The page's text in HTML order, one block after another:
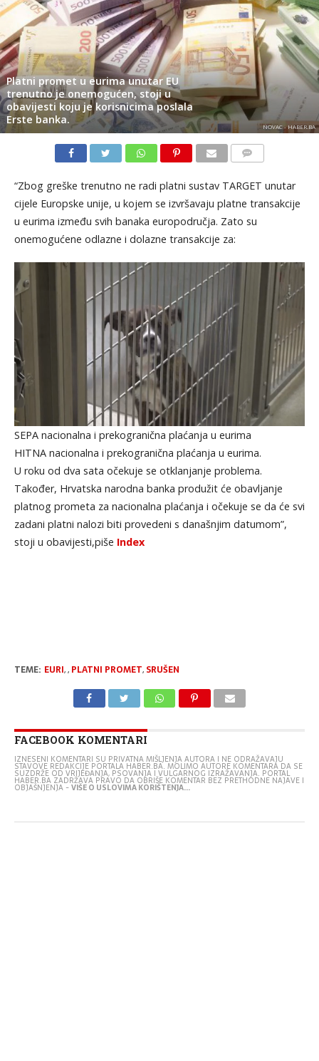
Platni promet u eurima unutar EU
trenutno je onemogućen, stoji u
obavijesti koju je korisnicima poslala
Erste banka.
NOVAC - HABER.BA
“Zbog greške trenutno ne radi platni sustav TARGET unutar
cijele Europske unije, u kojem se izvršavaju platne transakcije
u eurima između svih banaka europodručja. Zato su
onemogućene odlazne i dolazne transakcije za:
SEPA nacionalna i prekogranična plaćanja u eurima
HITNA nacionalna i prekogranična plaćanja u eurima.
U roku od dva sata očekuje se otklanjanje problema.
Također, Hrvatska narodna banka produžit će obavljanje
platnog prometa za nacionalna plaćanja i očekuje se da će svi
zadani platni nalozi biti provedeni s današnjim datumom”,
stoji u obavijesti,piše Index
TEME: EURI,, PLATNI PROMET, SRUŠEN
FACEBOOK KOMENTARI
IZNESENI KOMENTARI SU PRIVATNA MIŠLJENJA AUTORA I NE ODRAŽAVAJU
STAVOVE REDAKCIJE PORTALA HABER.BA. MOLIMO AUTORE KOMENTARA DA SE
SUZDRŽE OD VRIJEĐANJA, PSOVANJA I VULGARNOG IZRAŽAVANJA. PORTAL
HABER.BA ZADRŽAVA PRAVO DA OBRIŠE KOMENTAR BEZ PRETHODNE NAJAVE I
OBJAŠNJENJA -VIŠE O USLOVIMA KORIŠTENJA...